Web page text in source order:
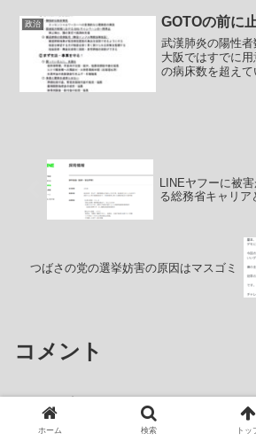
すという善意を...
政治 GOTOの前に
武漢肺炎の陽性
大阪ではすでに
の病床数を超え
LINEヤフーに被
る総務省キャリア
つばさの党の選挙妨害の原因はマスゴミ
コメント
クマのプータロー より:
2024年5月18日 7:32 AM
ホーム 検索 トッ